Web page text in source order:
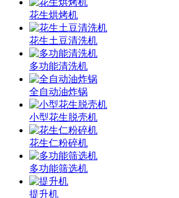
花生烘烤机
花生土豆清洗机
多功能清洗机
全自动油炸锅
小型花生脱壳机
花生仁粉碎机
多功能筛选机
提升机